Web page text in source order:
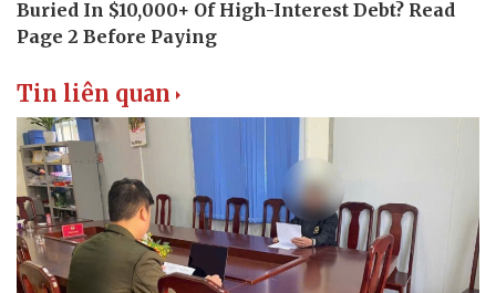
Tin liên quan